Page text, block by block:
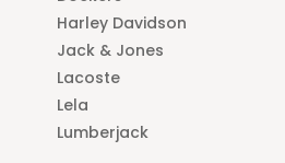
Harley Davidson
Jack & Jones
Lacoste
Lela
Lumberjack